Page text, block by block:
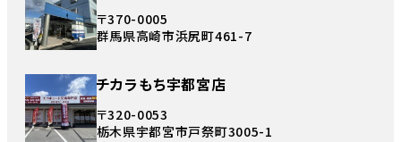
〒370-0005
群馬県高崎市浜尻町461-7
チカラもち宇都宮店
〒320-0053
栃木県宇都宮市戸祭町3005-1